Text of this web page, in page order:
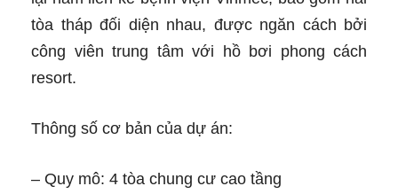
tòa tháp đối diện nhau, được ngăn cách bởi
công viên trung tâm với hồ bơi phong cách
resort.
Thông số cơ bản của dự án:
– Quy mô: 4 tòa chung cư cao tầng